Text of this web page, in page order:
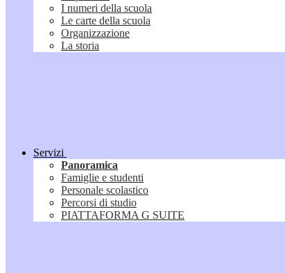
I numeri della scuola
Le carte della scuola
Organizzazione
La storia
Servizi
Panoramica
Famiglie e studenti
Personale scolastico
Percorsi di studio
PIATTAFORMA G SUITE